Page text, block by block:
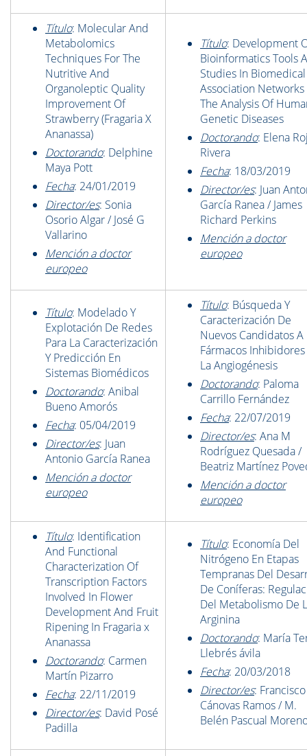
Título: Molecular And
Metabolomics
Techniques For The
Nutritive And
Organoleptic Quality
Improvement Of
Strawberry (Fragaria X
Ananassa)
Doctorando: Delphine
Maya Pott
Fecha: 24/01/2019
Director/es: Sonia
Osorio Algar / José G
Vallarino
Mención a doctor
europeo
Título: Development
Bioinformatics Tools
Studies In Biomedical
Association Networks
The Analysis Of
Genetic Diseases
Doctorando: Elena
Rivera
Fecha: 18/03/2019
Director/es: Juan
García Ranea / James
Richard Perkins
Mención a doctor
europeo
Título: Modelado Y
Explotación De Redes
Para La Caracterización
Y Predicción En
Sistemas Biomédicos
Doctorando: Anibal
Bueno Amorós
Fecha: 05/04/2019
Director/es: Juan
Antonio García Ranea
Mención a doctor
europeo
Título: Búsqueda Y
Caracterización De
Nuevos Candidatos A
Fármacos
La Angiogénesis
Doctorando: Paloma
Carrillo Fernández
Fecha: 22/07/2019
Director/es: Ana M
Rodríguez Quesada /
Beatriz Martínez
Mención a doctor
europeo
Título: Identification
And Functional
Characterization Of
Transcription Factors
Involved In Flower
Development And Fruit
Ripening In Fragaria x
Ananassa
Doctorando: Carmen
Martín Pizarro
Fecha: 22/11/2019
Director/es: David Posé
Padilla
Título: Economía Del
Nitrógeno En Etapas
Tempranas Del
De Coníferas:
Del Metabolismo De
Arginina
Doctorando: María
Llebrés ávila
Fecha: 20/03/2018
Director/es:
Cánovas Ramos / M.
Belén Pascual